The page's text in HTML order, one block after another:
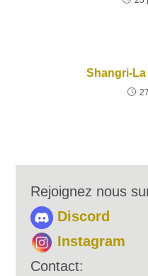
Shangri-
Rejoignez nous
Discord
Instagram
Contact: